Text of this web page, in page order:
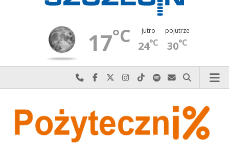
17°C jutro
24°C
pojutrze
30°C
Najlepiej po prostu do nas zadzwoń
Odwiedź nas na Facebook-u
Odwiedź nas na X
Odwiedź nas na Instagram-ie
Odwiedź nas na TikTok-u
Szukaj nas na Spotify
Wyślij do nas
Szukaj